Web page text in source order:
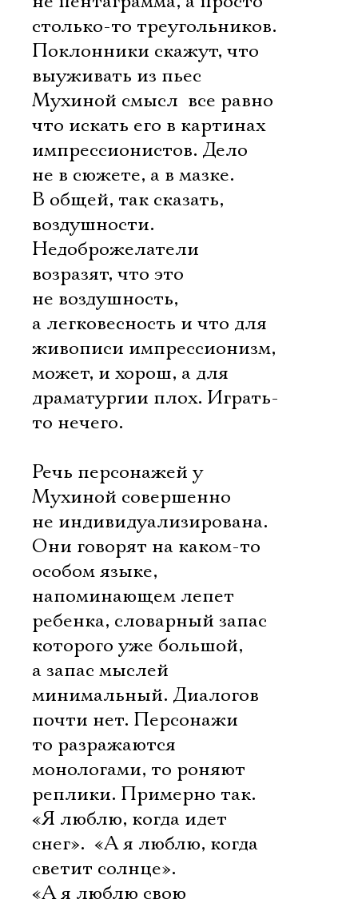
столько-то треугольников.
Поклонники скажут, что
выуживать из пьес
Мухиной смысл  все равно
что искать его в картинах
импрессионистов. Дело
не в сюжете, а в мазке.
В общей, так сказать,
воздушности.
Недоброжелатели
возразят, что это
не воздушность,
а легковесность и что для
живописи импрессионизм,
может, и хорош, а для
драматургии плох. Играть-
то нечего.
Речь персонажей у
Мухиной совершенно
не индивидуализирована.
Они говорят на каком-то
особом языке,
напоминающем лепет
ребенка, словарный запас
которого уже большой,
а запас мыслей
минимальный. Диалогов
почти нет. Персонажи
то разражаются
монологами, то роняют
реплики. Примерно так.
«Я люблю, когда идет
снег».  «А я люблю, когда
светит солнце». 
«А я люблю свою